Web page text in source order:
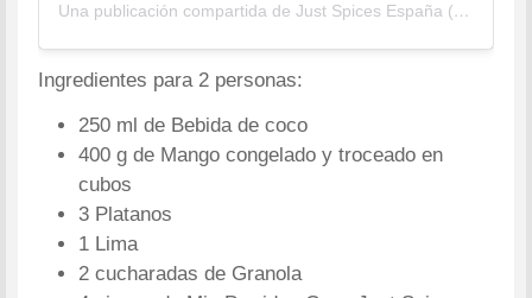
Una publicación compartida de Just Spices España (@justspices_es)
Ingredientes para 2 personas:
250 ml de Bebida de coco
400 g de Mango congelado y troceado en
cubos
3 Platanos
1 Lima
2 cucharadas de Granola